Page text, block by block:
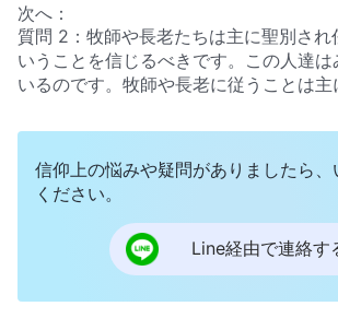
次へ：
質問 2：牧師や長老たちは主に聖別され
いうことを信じるべきです。この人達
いるのです。牧師や長老に従うことは主
なります。牧師や長老だけが聖書を良
ます。この人達だけが私達を導けるので
や長老の言うことは聖書に従い、聖書が
ので、それを守り従うべきです。牧師や
ことをすれば、それを受け入れ従うべき
信仰上の悩みや疑問がありましたら
ください。
Line経由で連絡す